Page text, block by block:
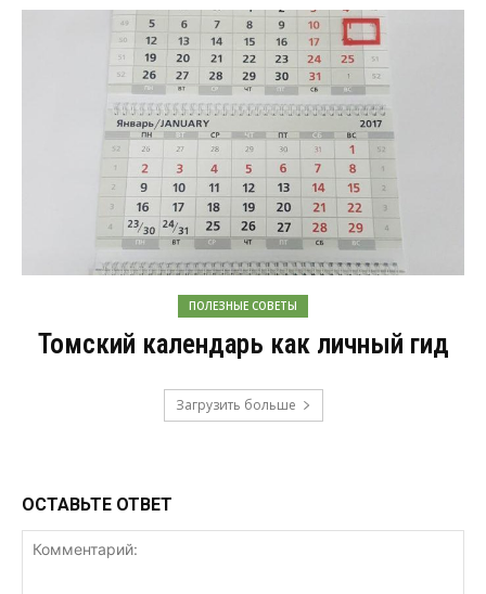
ПОЛЕЗНЫЕ СОВЕТЫ
Томский календарь как личный гид
Загрузить больше
ОСТАВЬТЕ ОТВЕТ